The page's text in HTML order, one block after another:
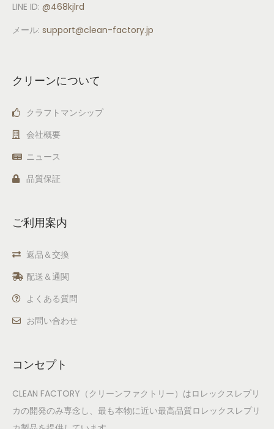
LINE ID: @468kjlrd
メール: support@clean-factory.jp
クリーンについて
クラフトマンシップ
会社概要
ニュース
品質保証
ご利用案内
返品＆交換
配送＆通関
よくある質問
お問い合わせ
コンセプト
CLEAN FACTORY（クリーンファクトリー）はロレックスレプリ
カの開発のみ専念し、最も本物に近い最高品質ロレックスレプリ